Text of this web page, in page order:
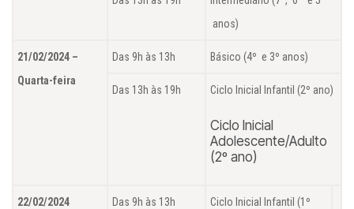
anos)
21/02/2024 –
Quarta-feira
Das 9h às 13h Básico (4º e 3º anos)
Das 13h às 19h Ciclo Inicial Infantil (2º ano)
Ciclo Inicial
Adolescente/Adulto
(2º ano)
22/02/2024
Das 9h às 13h
Ciclo Inicial Infantil (1º